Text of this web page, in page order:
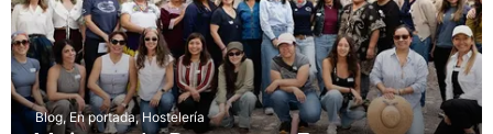
Blog, En portada, Hostelería